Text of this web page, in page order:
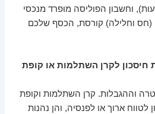
וחשבון הפוליסה מופרד מנכסי
וחלילה) קורסת, הכסף שלכם
חיסכון לקרן השתלמות או קופת
וההגבלות. קרן השתלמות וקופת
לטווח ארוך או לפנסיה, והן נהנות